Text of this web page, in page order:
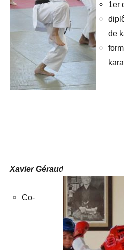
1er
de
Xavier Géraud
Co-